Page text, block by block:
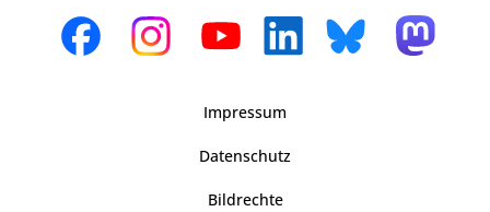
Impressum
Datenschutz
Bildrechte